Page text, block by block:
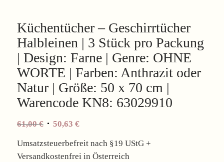
Küchentücher – Geschirrtücher
Halbleinen | 3 Stück pro Packung
| Design: Farne | Genre: OHNE
WORTE | Farben: Anthrazit oder
Natur | Größe: 50 x 70 cm |
Warencode KN8: 63029910
61,00€ 50,63 €
Umsatzsteuerbefreit nach §19 UStG +
Versandkostenfrei in Österreich